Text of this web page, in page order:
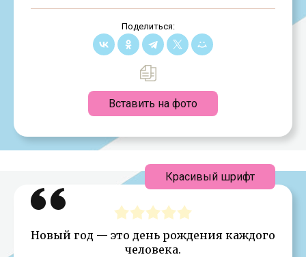
Поделиться:
Вставить на фото
Новый год — это день рождения каждого
человека.
Красивый шрифт